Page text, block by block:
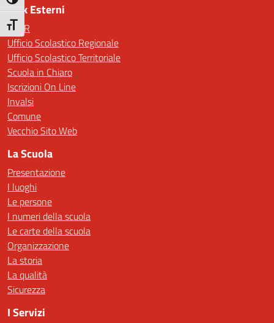
Attiva/disattiva dimensione testo
Link Esterni
MIUR
Ufficio Scolastico Regionale
Ufficio Scolastico Territoriale
Scuola in Chiaro
Iscrizioni On Line
Invalsi
Comune
Vecchio Sito Web
La Scuola
Presentazione
I luoghi
Le persone
I numeri della scuola
Le carte della scuola
Organizzazione
La storia
La qualità
Sicurezza
I Servizi